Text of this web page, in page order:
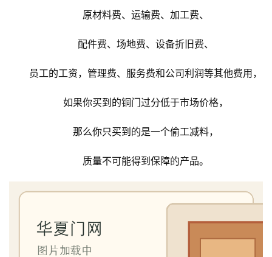
门
原材料费、运输费、加工费、
配件费、场地费、设备折旧费、
员工的工资，管理费、服务费和公司利润等其他费用，
如果你买到的铜门过分低于市场价格，
那么你只买到的是一个偷工减料，
质量不可能得到保障的产品。